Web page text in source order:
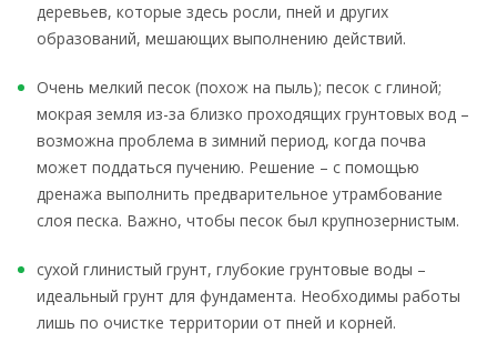
деревьев, которые здесь росли, пней и других
образований, мешающих выполнению действий.
Очень мелкий песок (похож на пыль); песок с глиной;
мокрая земля из-за близко проходящих грунтовых вод –
возможна проблема в зимний период, когда почва
может поддаться пучению. Решение – с помощью
дренажа выполнить предварительное утрамбование
слоя песка. Важно, чтобы песок был крупнозернистым.
сухой глинистый грунт, глубокие грунтовые воды –
идеальный грунт для фундамента. Необходимы работы
лишь по очистке территории от пней и корней.